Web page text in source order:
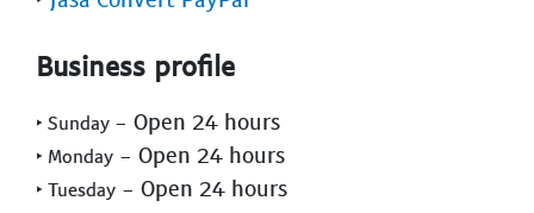
Business profile
‣ Sunday - Open 24 hours
‣ Monday - Open 24 hours
‣ Tuesday - Open 24 hours